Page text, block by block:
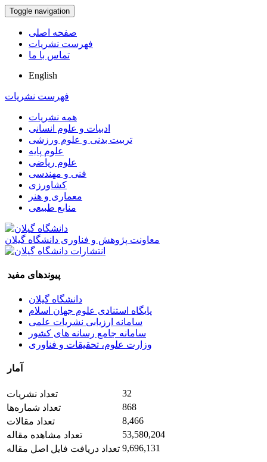
Toggle navigation
صفحه اصلی
فهرست نشریات
تماس با ما
English
فهرست نشریات
همه نشریات
ادبیات و علوم انسانی
تربیت بدنی و علوم ورزشی
علوم پایه
علوم ریاضی
فنی و مهندسی
کشاورزی
معماری و هنر
منابع طبیعی
معاونت پژوهش و فناوری دانشگاه گیلان
پیوندهای مفید
دانشگاه گیلان
پایگاه استنادی علوم جهان اسلام
سامانه ارزیابی نشریات علمی
سامانه جامع رسانه های کشور
وزارت علوم، تحقیقات و فناوری
آمار
تعداد نشریات
32
تعداد شماره‌ها
868
تعداد مقالات
8,466
تعداد مشاهده مقاله
53,580,204
تعداد دریافت فایل اصل مقاله 9,696,131